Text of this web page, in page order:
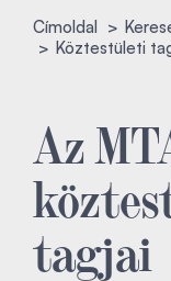
Címoldal
Köztestületi
Az
tagjai